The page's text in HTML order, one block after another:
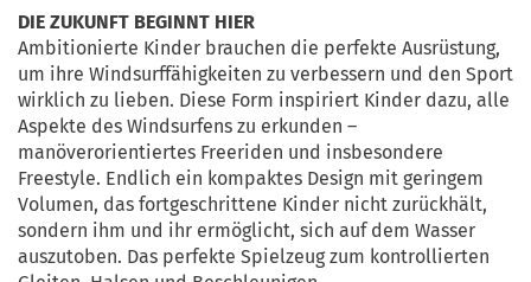
DIE ZUKUNFT BEGINNT HIER
Ambitionierte Kinder brauchen die perfekte Ausrüstung,
um ihre Windsurffähigkeiten zu verbessern und den Sport
wirklich zu lieben. Diese Form inspiriert Kinder dazu, alle
Aspekte des Windsurfens zu erkunden –
manöverorientiertes Freeriden und insbesondere
Freestyle. Endlich ein kompaktes Design mit geringem
Volumen, das fortgeschrittene Kinder nicht zurückhält,
sondern ihm und ihr ermöglicht, sich auf dem Wasser
auszutoben. Das perfekte Spielzeug zum kontrollierten